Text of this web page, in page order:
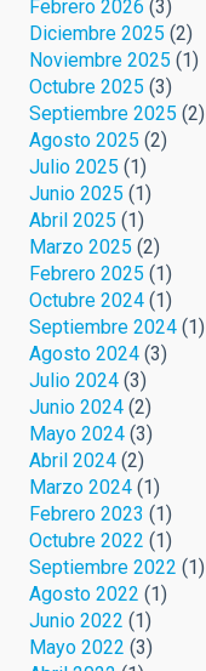
Febrero 2026 (3)
Diciembre 2025 (2)
Noviembre 2025 (1)
Octubre 2025 (3)
Septiembre 2025 (2)
Agosto 2025 (2)
Julio 2025 (1)
Junio 2025 (1)
Abril 2025 (1)
Marzo 2025 (2)
Febrero 2025 (1)
Octubre 2024 (1)
Septiembre 2024 (1)
Agosto 2024 (3)
Julio 2024 (3)
Junio 2024 (2)
Mayo 2024 (3)
Abril 2024 (2)
Marzo 2024 (1)
Febrero 2023 (1)
Octubre 2022 (1)
Septiembre 2022 (1)
Agosto 2022 (1)
Junio 2022 (1)
Mayo 2022 (3)